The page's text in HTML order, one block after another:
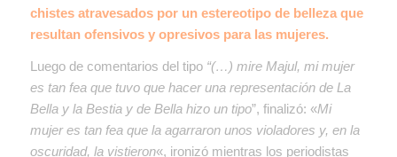
chistes atravesados por un estereotipo de belleza que
resultan ofensivos y opresivos para las mujeres.
Luego de comentarios del tipo “(…) mire Majul, mi mujer
es tan fea que tuvo que hacer una representación de La
Bella y la Bestia y de Bella hizo un tipo”, finalizó: «Mi
mujer es tan fea que la agarraron unos violadores y, en la
oscuridad, la vistieron«, ironizó mientras los periodistas